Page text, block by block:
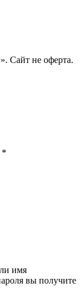
Сайт не оферта.
*
имя
вы получите